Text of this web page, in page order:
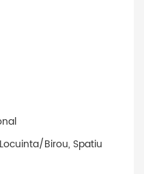
Birou, Spatiu